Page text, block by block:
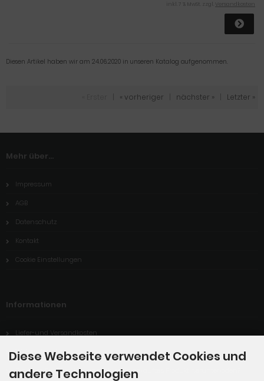
inkl. 7 % MwSt. zzgl. Versandkosten
Diesen Artikel haben wir am 24.06.2020 in unseren Katalog aufgenommen.
« vorheriger nächster » Letzter »
Mehr über...
Impressum
AGB
Datenschutz
Kontakt
Cookie Einstellungen
Informationen
Liefer-und Versandkosten
Widerrufsrecht
Digitales Produkt: Wie kann ich mein gekauftes Produkt herunterladen?
Diese Webseite verwendet Cookies und
andere Technologien